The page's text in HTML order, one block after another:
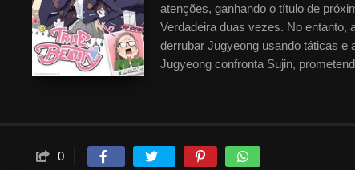
atenções, ganhando o título de
Verdadeira duas vezes. No entanto,
derrubar Jugyeong usando táticas e
Jugyeong confronta Sujin,
0